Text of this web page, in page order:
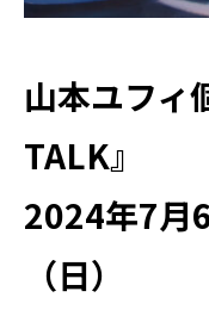
山本ユフィ
TALK』
2024年7月
（日）